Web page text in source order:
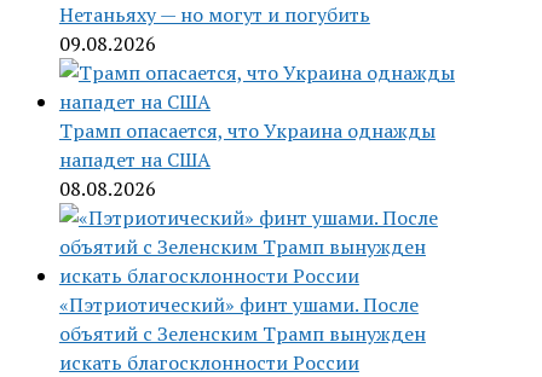
Нетаньяху — но могут и погубить
09.08.2026
Трамп опасается, что Украина однажды
нападет на США
08.08.2026
«Пэтриотический» финт ушами. После
объятий с Зеленским Трамп вынужден
искать благосклонности России